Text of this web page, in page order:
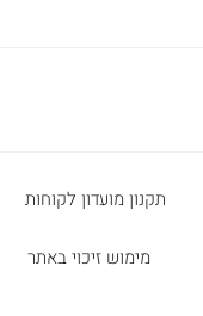
תקנון מועדון לקוחות
מימוש זיכוי באתר